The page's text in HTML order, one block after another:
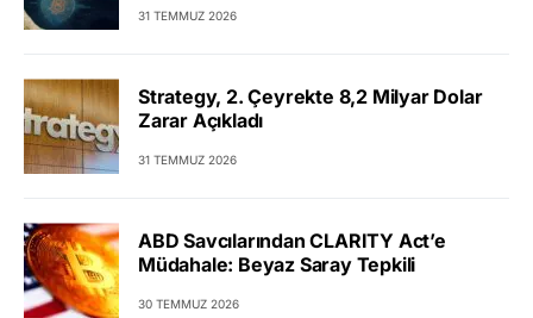
31 TEMMUZ 2026
Strategy, 2. Çeyrekte 8,2 Milyar Dolar
Zarar Açıkladı
31 TEMMUZ 2026
ABD Savcılarından CLARITY Act’e
Müdahale: Beyaz Saray Tepkili
30 TEMMUZ 2026